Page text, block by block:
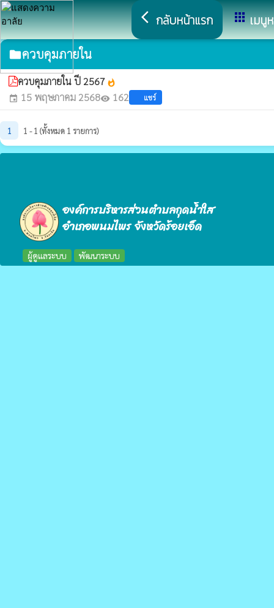
arrow_back_ios กลับหน้าแรก appsเมนู
folderควบคุมภายใน
ควบคุมภายใน ปี 2567 whatshot
event 15 พฤษภาคม 2568visibility 162 แชร์
1 1 - 1 (ทั้งหมด 1 รายการ)
องค์การบริหารส่วนตำบลกุดน้ำใส
อำเภอพนมไพร จังหวัดร้อยเอ็ด
ผู้ดูแลระบบ พัฒนาระบบ